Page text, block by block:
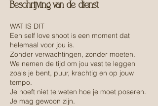
Beschrijving van de dienst
WAT IS DIT
Een self love shoot is een moment dat
helemaal voor jou is.
Zonder verwachtingen, zonder moeten.
We nemen de tijd om jou vast te leggen
zoals je bent, puur, krachtig en op jouw
tempo.
Je hoeft niet te weten hoe je moet poseren.
Je mag gewoon zijn.